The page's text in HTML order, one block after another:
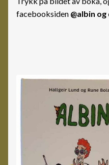
facebooksiden @albin og